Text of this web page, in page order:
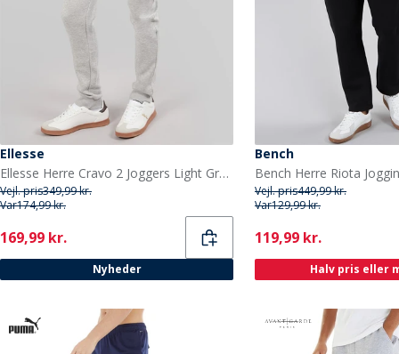
Ellesse
Ellesse Herre Cravo 2 Joggers Light Grey Marl
Vejl. pris349,99 kr.
Var174,99 kr.
Current
169,99 kr.
Nyheder
Bench
Vejl. pris449,99 kr.
Var129,99 kr.
Current
119,99 kr.
Halv pris eller